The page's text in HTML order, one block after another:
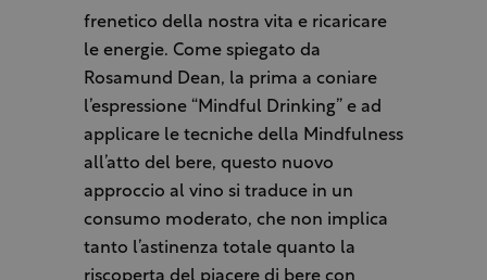
frenetico della nostra vita e ricaricare
le energie. Come spiegato da
Rosamund Dean, la prima a coniare
l’espressione “Mindful Drinking” e ad
applicare le tecniche della Mindfulness
all’atto del bere, questo nuovo
approccio al vino si traduce in un
consumo moderato, che non implica
tanto l’astinenza totale quanto la